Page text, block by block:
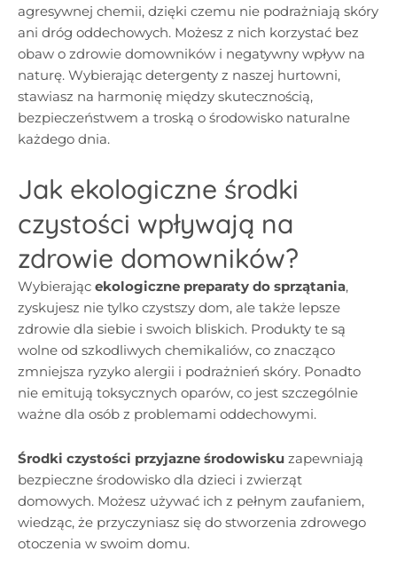
agresywnej chemii, dzięki czemu nie podrażniają skóry
ani dróg oddechowych. Możesz z nich korzystać bez
obaw o zdrowie domowników i negatywny wpływ na
naturę. Wybierając detergenty z naszej hurtowni,
stawiasz na harmonię między skutecznością,
bezpieczeństwem a troską o środowisko naturalne
każdego dnia.
Jak ekologiczne środki
czystości wpływają na
zdrowie domowników?
Wybierając ekologiczne preparaty do sprzątania,
zyskujesz nie tylko czystszy dom, ale także lepsze
zdrowie dla siebie i swoich bliskich. Produkty te są
wolne od szkodliwych chemikaliów, co znacząco
zmniejsza ryzyko alergii i podrażnień skóry. Ponadto
nie emitują toksycznych oparów, co jest szczególnie
ważne dla osób z problemami oddechowymi.
Środki czystości przyjazne środowisku zapewniają
bezpieczne środowisko dla dzieci i zwierząt
domowych. Możesz używać ich z pełnym zaufaniem,
wiedząc, że przyczyniasz się do stworzenia zdrowego
otoczenia w swoim domu.